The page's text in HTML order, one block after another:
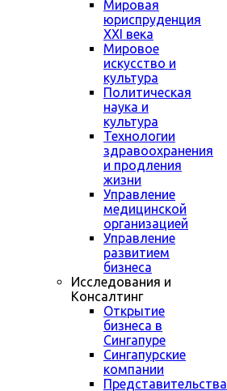
Мировая
юриспруденция
XXI века
Мировое
искусство и
культура
Политическая
наука и
культура
Технологии
здравоохранения
и продления
жизни
Управление
медицинской
организацией
Управление
развитием
бизнеса
Исследования и
Консалтинг
Открытие
бизнеса в
Сингапуре
Сингапурские
компании
Представительства